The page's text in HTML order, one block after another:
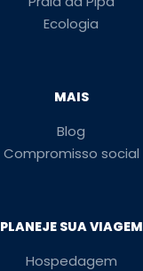
Ecologia
MAIS
Blog
Compromisso social
PLANEJE SUA VIAGEM
Hospedagem